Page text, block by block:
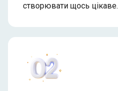
створювати щось цікаве.